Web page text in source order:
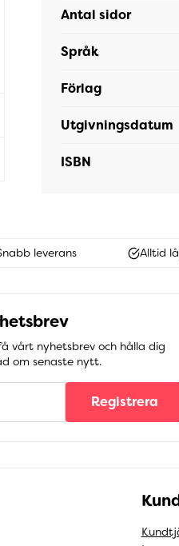
Antal sidor
Språk
Förlag
Utgivningsdatum
ISBN
leverans Alltid
vårt nyhetsbrev och hålla dig
om senaste nytt.
Registrera